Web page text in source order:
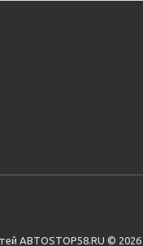
АВТОSTOP58.RU © 2026